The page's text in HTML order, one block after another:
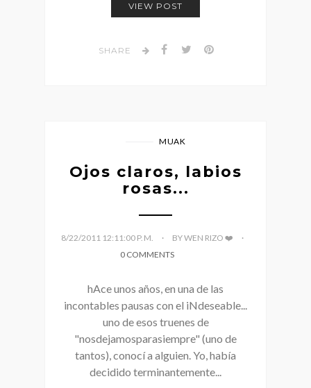
VIEW POST
SHARE
MUAK
Ojos claros, labios
rosas...
8/22/2011 12:11:00 P. M.
BY WEN RIZO ❤️
0 COMMENTS
hAce unos años, en una de las
incontables pausas con el iNdeseable...
uno de esos truenes de
"nosdejamosparasiempre" (uno de
tantos), conocí a alguien. Yo, había
decidido terminantemente...